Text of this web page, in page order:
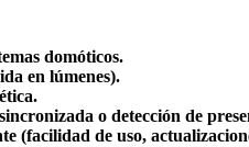
domóticos.
en lúmenes).
o detección de
(facilidad de uso,